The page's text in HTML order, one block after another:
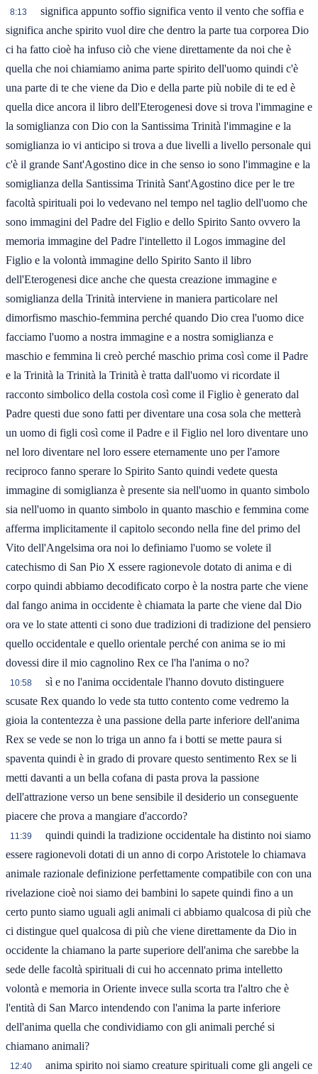
8:13
significa appunto soffio significa vento il vento che soffia e
significa anche spirito vuol dire che dentro la parte tua corporea Dio
ci ha fatto cioè ha infuso ciò che viene direttamente da noi che è
quella che noi chiamiamo anima parte spirito dell'uomo quindi c'è
una parte di te che viene da Dio e della parte più nobile di te ed è
quella dice ancora il libro dell'Eterogenesi dove si trova l'immagine e
la somiglianza con Dio con la Santissima Trinità l'immagine e la
somiglianza io vi anticipo si trova a due livelli a livello personale qui
c'è il grande Sant'Agostino dice in che senso io sono l'immagine e la
somiglianza della Santissima Trinità Sant'Agostino dice per le tre
facoltà spirituali poi lo vedevano nel tempo nel taglio dell'uomo che
sono immagini del Padre del Figlio e dello Spirito Santo ovvero la
memoria immagine del Padre l'intelletto il Logos immagine del
Figlio e la volontà immagine dello Spirito Santo il libro
dell'Eterogenesi dice anche che questa creazione immagine e
somiglianza della Trinità interviene in maniera particolare nel
dimorfismo maschio-femmina perché quando Dio crea l'uomo dice
facciamo l'uomo a nostra immagine e a nostra somiglianza e
maschio e femmina li creò perché maschio prima così come il Padre
e la Trinità la Trinità la Trinità è tratta dall'uomo vi ricordate il
racconto simbolico della costola così come il Figlio è generato dal
Padre questi due sono fatti per diventare una cosa sola che metterà
un uomo di figli così come il Padre e il Figlio nel loro diventare uno
nel loro diventare nel loro essere eternamente uno per l'amore
reciproco fanno sperare lo Spirito Santo quindi vedete questa
immagine di somiglianza è presente sia nell'uomo in quanto simbolo
sia nell'uomo in quanto simbolo in quanto maschio e femmina come
afferma implicitamente il capitolo secondo nella fine del primo del
Vito dell'Angelsima ora noi lo definiamo l'uomo se volete il
catechismo di San Pio X essere ragionevole dotato di anima e di
corpo quindi abbiamo decodificato corpo è la nostra parte che viene
dal fango anima in occidente è chiamata la parte che viene dal Dio
ora ve lo state attenti ci sono due tradizioni di tradizione del pensiero
quello occidentale e quello orientale perché con anima se io mi
dovessi dire il mio cagnolino Rex ce l'ha l'anima o no?
10:58
sì e no l'anima occidentale l'hanno dovuto distinguere
scusate Rex quando lo vede sta tutto contento come vedremo la
gioia la contentezza è una passione della parte inferiore dell'anima
Rex se vede se non lo triga un anno fa i botti se mette paura si
spaventa quindi è in grado di provare questo sentimento Rex se li
metti davanti a un bella cofana di pasta prova la passione
dell'attrazione verso un bene sensibile il desiderio un conseguente
piacere che prova a mangiare d'accordo?
11:39
quindi quindi la tradizione occidentale ha distinto noi siamo
essere ragionevoli dotati di un anno di corpo Aristotele lo chiamava
animale razionale definizione perfettamente compatibile con con una
rivelazione cioè noi siamo dei bambini lo sapete quindi fino a un
certo punto siamo uguali agli animali ci abbiamo qualcosa di più che
ci distingue quel qualcosa di più che viene direttamente da Dio in
occidente la chiamano la parte superiore dell'anima che sarebbe la
sede delle facoltà spirituali di cui ho accennato prima intelletto
volontà e memoria in Oriente invece sulla scorta tra l'altro che è
l'entità di San Marco intendendo con l'anima la parte inferiore
dell'anima quella che condividiamo con gli animali perché si
chiamano animali?
12:40
anima spirito noi siamo creature spirituali come gli angeli ce